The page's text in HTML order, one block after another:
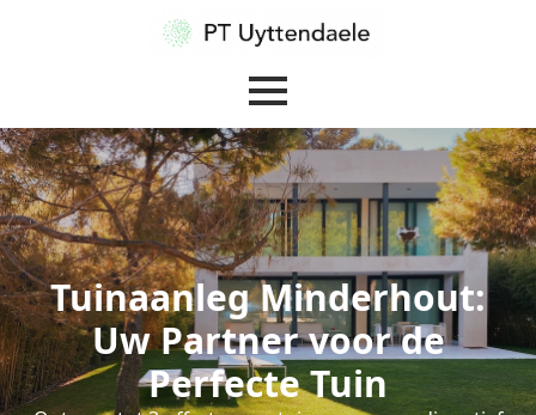
Tuinaanleg Minderhout:
Uw Partner voor de
Perfecte Tuin